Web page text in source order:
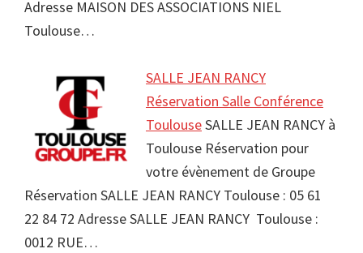
Adresse MAISON DES ASSOCIATIONS NIEL
Toulouse…
SALLE JEAN RANCY
Réservation Salle Conférence
ToulouseSALLE JEAN RANCY à
Toulouse Réservation pour
votre évènement de Groupe
Réservation SALLE JEAN RANCY Toulouse : 05 61
22 84 72 Adresse SALLE JEAN RANCY Toulouse :
0012 RUE…